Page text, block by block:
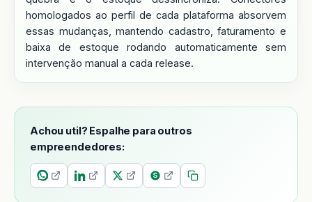
homologados ao perfil de cada plataforma absorvem
essas mudanças, mantendo cadastro, faturamento e
baixa de estoque rodando automaticamente sem
intervenção manual a cada release.
Achou util? Espalhe para outros
empreendedores: